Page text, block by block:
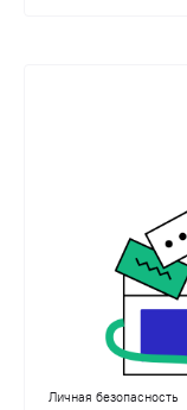
Личная безопасность